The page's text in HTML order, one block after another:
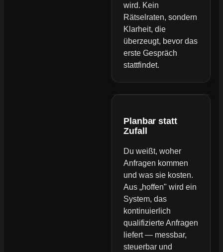
wird. Kein
Rätselraten, sondern
Klarheit, die
überzeugt, bevor das
erste Gespräch
stattfindet.
Planbar statt
Zufall
Du weißt, woher
Anfragen kommen
und was sie kosten.
Aus „hoffen" wird ein
System, das
kontinuierlich
qualifizierte Anfragen
liefert — messbar,
steuerbar und